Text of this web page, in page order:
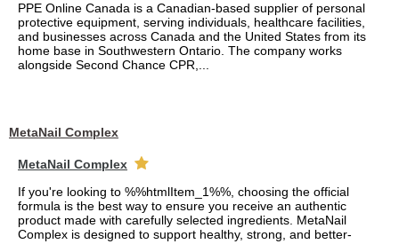
PPE Online Canada is a Canadian-based supplier of personal
protective equipment, serving individuals, healthcare facilities,
and businesses across Canada and the United States from its
home base in Southwestern Ontario. The company works
alongside Second Chance CPR,...
MetaNail Complex
MetaNail Complex
If you're looking to %%htmlItem_1%%, choosing the official
formula is the best way to ensure you receive an authentic
product made with carefully selected ingredients. MetaNail
Complex is designed to support healthy, strong, and better-